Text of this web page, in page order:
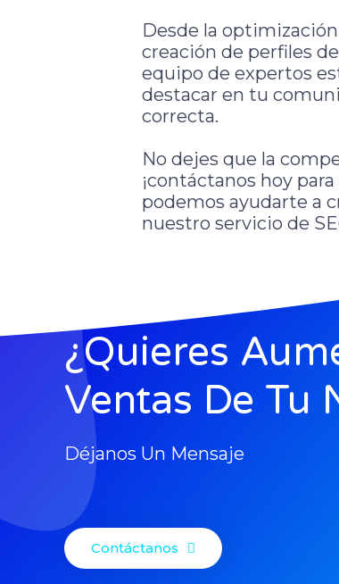
Desde la
creación de perfiles
equipo de expertos
destacar en tu
correcta.
No dejes que la
¡contáctanos hoy
podemos ayudarte a
nuestro servicio de
¿Quieres
Ventas De Tu
Déjanos Un Mensaje
Contáctanos